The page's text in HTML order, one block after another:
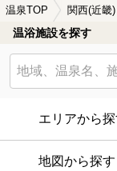
温泉TOP 関西(近畿)
温浴施設を探す
エリアから
地図から探す